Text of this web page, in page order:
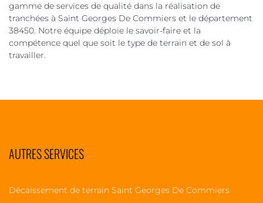
gamme de services de qualité dans la réalisation de
tranchées à Saint Georges De Commiers et le département
38450. Notre équipe déploie le savoir-faire et la
compétence quel que soit le type de terrain et de sol à
travailler.
AUTRES SERVICES
Décaissement de terrain Saint Georges De Commiers